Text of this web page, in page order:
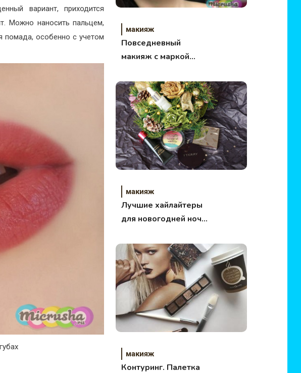
вариант, приходится
Можно наносить пальцем,
помада, особенно с учетом
макияж
Повседневный
макияж с маркой
Обзор на 3 продукта.
макияж
Лучшие хайлайтеры
для новогодней ночи
макияж
Контуринг. Палетка